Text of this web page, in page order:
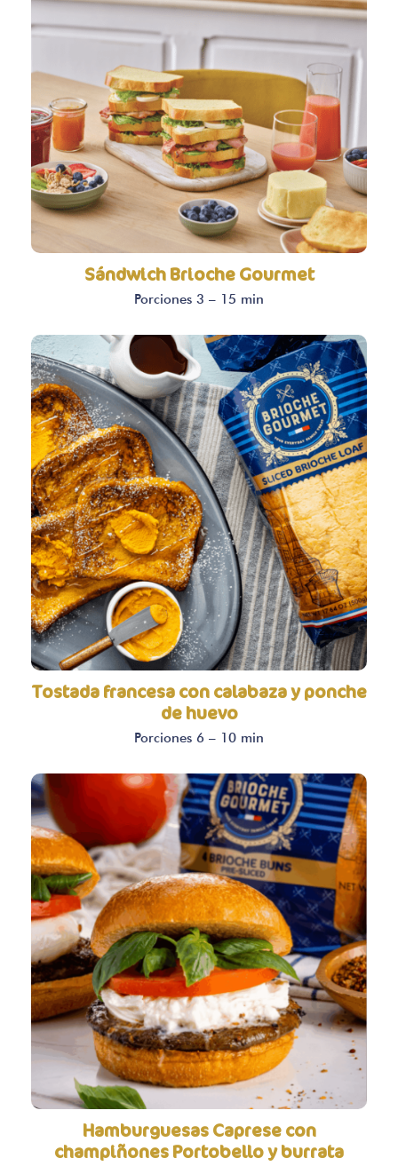
Sándwich Brioche Gourmet
Porciones 3 – 15 min
Tostada francesa con calabaza y ponche
de huevo
Porciones 6 – 10 min
Hamburguesas Caprese con
champiñones Portobello y burrata